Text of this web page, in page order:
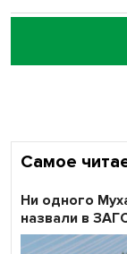
Честный выбор:
объективность
Самое
Ни одного
назвали в